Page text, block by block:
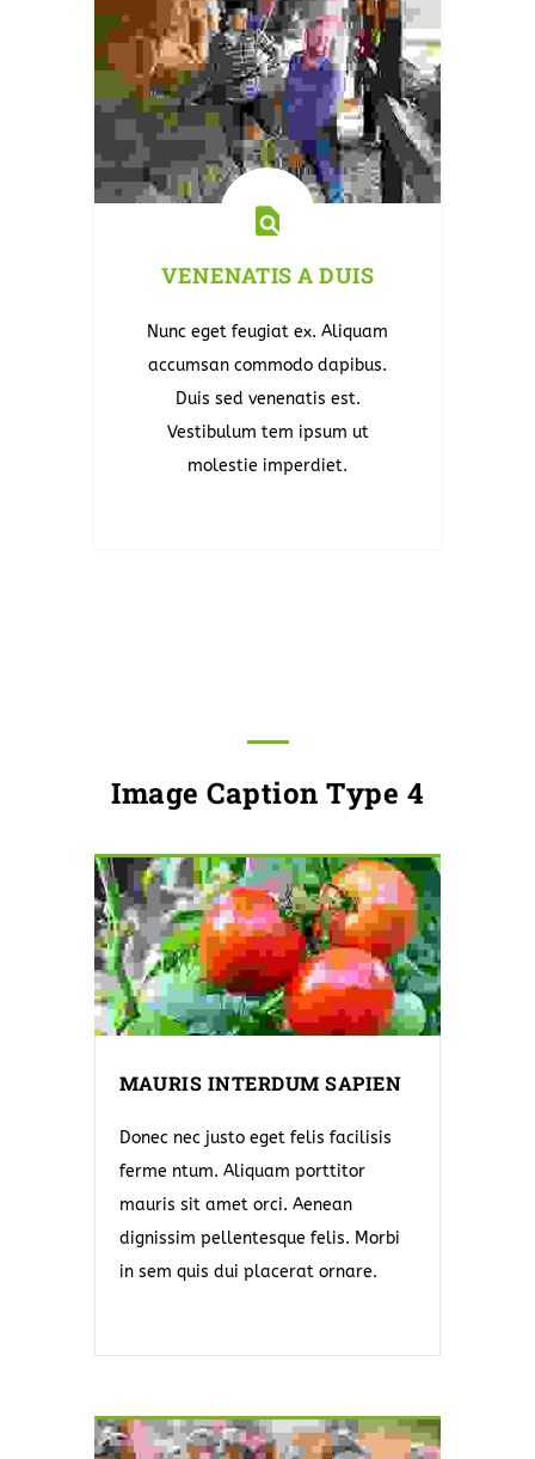
VENENATIS A DUIS
Nunc eget feugiat ex. Aliquam
accumsan commodo dapibus.
Duis sed venenatis est.
Vestibulum tem ipsum ut
molestie imperdiet.
Image Caption Type 4
MAURIS INTERDUM SAPIEN
Donec nec justo eget felis facilisis
ferme ntum. Aliquam porttitor
mauris sit amet orci. Aenean
dignissim pellentesque felis. Morbi
in sem quis dui placerat ornare.